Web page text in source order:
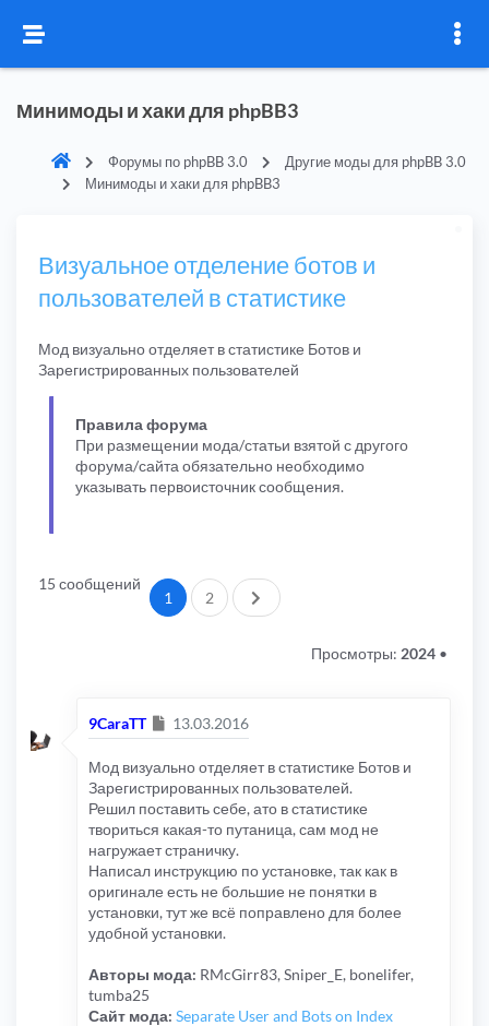
Минимоды и хаки для phpBB3
Форумы по phpBB 3.0
Другие моды для phpBB 3.0
Минимоды и хаки для phpBB3
Визуальное отделение ботов и
пользователей в статистике
Мод визуально отделяет в статистике Ботов и
Зарегистрированных пользователей
Правила форума
При размещении мода/статьи взятой с другого
форума/сайта обязательно необходимо
указывать первоисточник сообщения.
15 сообщений
1 2 След.
Просмотры: 2024 •
9CaraTT Сообщение
13.03.2016
Мод визуально отделяет в статистике Ботов и
Зарегистрированных пользователей.
Решил поставить себе, ато в статистике
твориться какая-то путаница, сам мод не
нагружает страничку.
Написал инструкцию по установке, так как в
оригинале есть не большие не понятки в
установки, тут же всё поправлено для более
удобной установки.
Авторы мода: RMcGirr83, Sniper_E, bonelifer,
tumba25
Сайт мода: Separate User and Bots on Index